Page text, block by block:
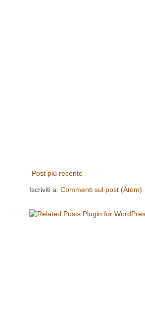
Post più recente
Iscriviti a: Commenti sul post (Atom)